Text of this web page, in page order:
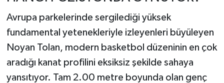
Avrupa parkelerinde sergilediği yüksek
fundamental yetenekleriyle izleyenleri büyüleyen
Noyan Tolan, modern basketbol düzeninin en çok
aradığı kanat profilini eksiksiz şekilde sahaya
yansıtıyor. Tam 2.00 metre boyunda olan genç